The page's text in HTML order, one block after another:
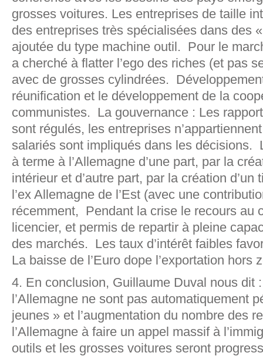
grosses voitures. Les entreprises de taille
des entreprises très spécialisées dans des
ajoutée du type machine outil. Pour le
a cherché à flatter l’ego des riches (et pas
avec de grosses cylindrées.
réunification et le développement de la
communistes. La gouvernance : Les
sont régulés, les entreprises
salariés sont impliqués dans les décisions.
à terme à l’Allemagne d’une part, par la
intérieur et d’autre part, par la création
l’ex Allemagne de l’Est (avec une
récemment, Pendant la crise le recours au
licencier, et permis de repartir à pleine
des marchés. Les taux d’intérêt faibles
La baisse de l’Euro dope l’exportation hors
4. En conclusion, Guillaume Duval nous dit
l’Allemagne ne sont pas automatiquement
jeunes » et l’augmentation du nombre des
l’Allemagne à faire un appel massif à
outils et les grosses voitures seront